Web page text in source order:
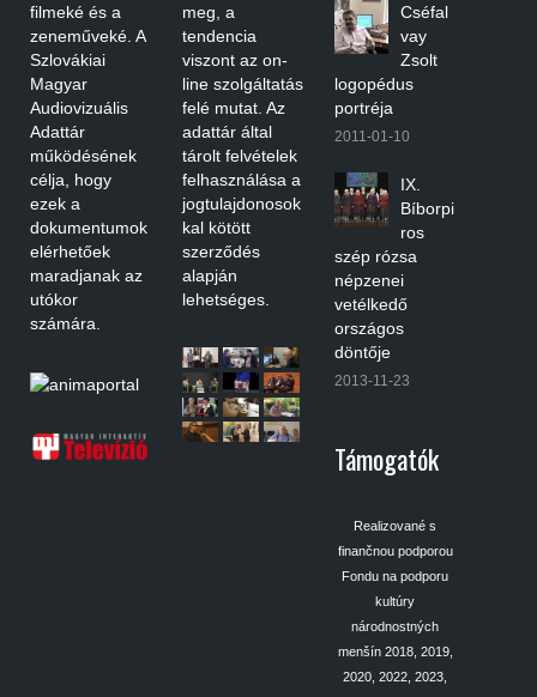
filmeké és a
zeneműveké. A
Szlovákiai
Magyar
Audiovizuális
Adattár
működésének
célja, hogy
ezek a
dokumentumok
elérhetőek
maradjanak az
utókor
számára.
meg, a
tendencia
viszont az on-
line szolgáltatás
felé mutat. Az
adattár által
tárolt felvételek
felhasználása a
jogtulajdonosok
kal kötött
szerződés
alapján
lehetséges.
Cséfal
vay
Zsolt
logopédus
portréja
2011-01-10
IX.
Bíborpi
ros
szép rózsa
népzenei
vetélkedő
országos
döntője
2013-11-23
Támogatók
Realizované s
finančnou podporou
Fondu na podporu
kultúry
národnostných
menšín 2018, 2019,
2020, 2022, 2023,